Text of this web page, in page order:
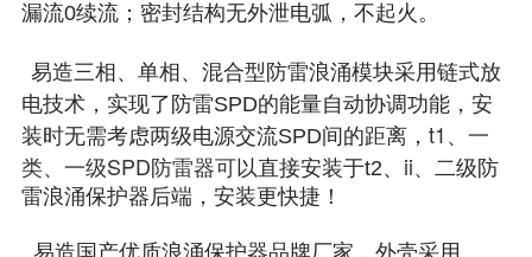
漏流0续流；密封结构无外泄电弧，不起火。
易造三相、单相、混合型防雷浪涌模块采用链式放
电技术，实现了防雷SPD的能量自动协调功能，安
装时无需考虑两级电源交流SPD间的距离， t1、一
类、 一级SPD防雷器可以直接安装于t2、 ii、
二级防
雷浪涌保护器后端，安装更快捷！